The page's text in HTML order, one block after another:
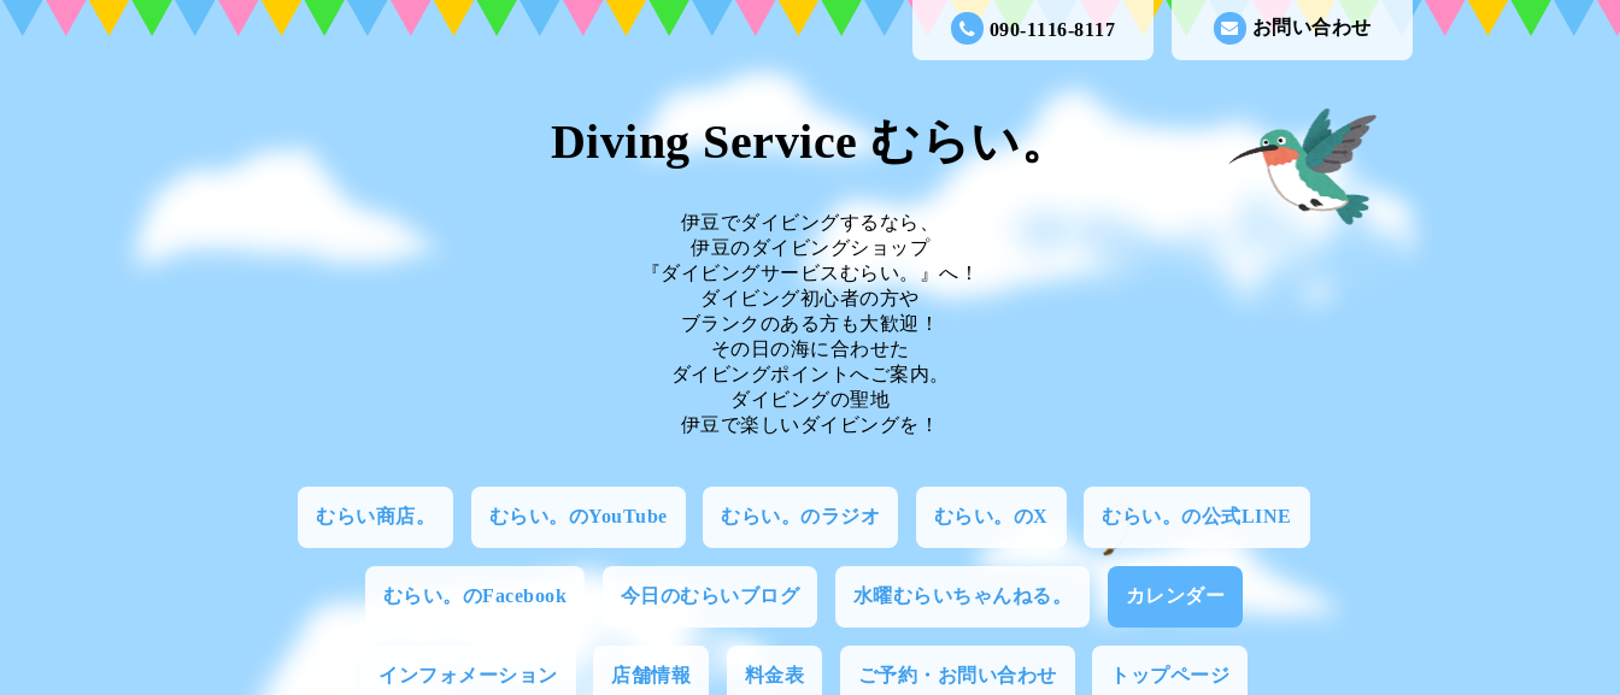
お問い合わせ
090-1116-8117
Diving Service むらい。
伊豆でダイビングするなら、
伊豆のダイビングショップ
『ダイビングサービスむらい。』へ！
ダイビング初心者の方や
ブランクのある方も大歓迎！
その日の海に合わせた
ダイビングポイントへご案内。
ダイビングの聖地
伊豆で楽しいダイビングを！
むらい商店。 むらい。のYouTube むらい。のラジオ むらい。のX むらい。の公式LINE
むらい。のFacebook 今日のむらいブログ 水曜むらいちゃんねる。 カレンダー
インフォメーション 店舗情報 料金表 ご予約・お問い合わせ トップページ